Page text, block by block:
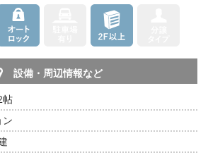
設備・周辺情報など
帖
ン